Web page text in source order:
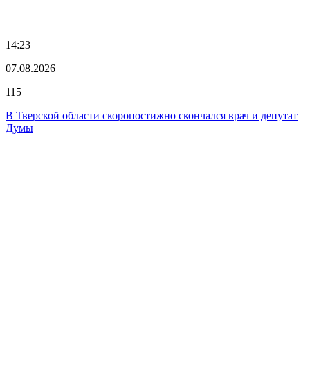
14:23
07.08.2026
115
В Тверской области скоропостижно скончался врач и депутат
Думы